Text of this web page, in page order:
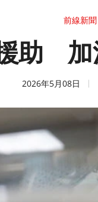
前線新聞
助
2026年5月08日